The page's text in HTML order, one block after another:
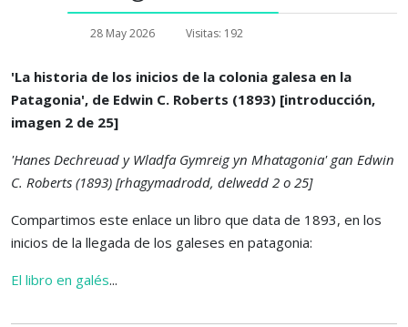
28 May 2026 Visitas: 192
'La historia de los inicios de la colonia galesa en la
Patagonia', de Edwin C. Roberts (1893) [introducción,
imagen 2 de 25]
'Hanes Dechreuad y Wladfa Gymreig yn Mhatagonia' gan Edwin
C. Roberts (1893) [rhagymadrodd, delwedd 2 o 25]
Compartimos este enlace un libro que data de 1893, en los
inicios de la llegada de los galeses en patagonia:
El libro en galés...